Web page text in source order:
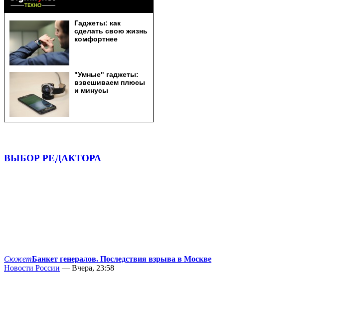
ВЫБОР РЕДАКТОРА
СюжетБанкет генералов. Последствия взрыва в Москве
Новости России — Вчера, 23:58